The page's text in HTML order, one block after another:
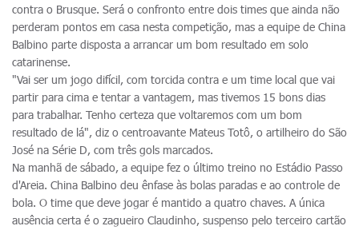
contra o Brusque. Será o confronto entre dois times que ainda não
perderam pontos em casa nesta competição, mas a equipe de China
Balbino parte disposta a arrancar um bom resultado em solo
catarinense.
"Vai ser um jogo difícil, com torcida contra e um time local que vai
partir para cima e tentar a vantagem, mas tivemos 15 bons dias
para trabalhar. Tenho certeza que voltaremos com um bom
resultado de lá", diz o centroavante Mateus Totô, o artilheiro do São
José na Série D, com três gols marcados.
Na manhã de sábado, a equipe fez o último treino no Estádio Passo
d'Areia. China Balbino deu ênfase às bolas paradas e ao controle de
bola. O time que deve jogar é mantido a quatro chaves. A única
ausência certa é o zagueiro Claudinho, suspenso pelo terceiro cartão